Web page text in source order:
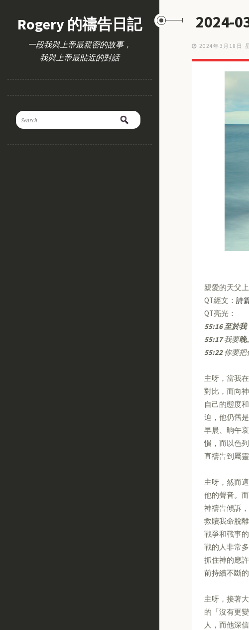
Rogery 的禱告日記
一段我與上帝最親密的故事，
我與上帝最貼近的對話
2024-
2024年3月18日
親愛的天父
QT經文： 詩
QT亮光：
55:16 至於我
55:17我要晚
55:22你要把
主呀，當我
對比，而向
自己的態度
迫，他仍舊
早晨、晌午
慣，而以色
直禱告到屬
主呀，然而
他的聲音。
神禱告傾訴
救贖我命脫
戰爭和戰事
戰的人非常
抓住神的應
前持續不斷
主呀，接著
的「沒有更
人，而他深